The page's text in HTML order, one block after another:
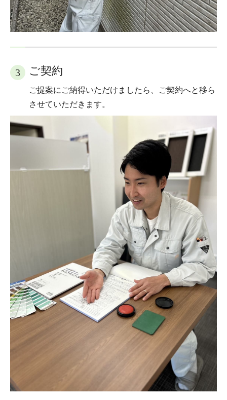
3 ご契約
ご提案にご納得いただけましたら、ご契約へと移ら
させていただきます。